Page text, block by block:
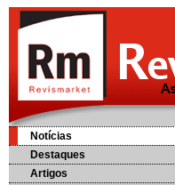
Notícias
Destaques
Artigos